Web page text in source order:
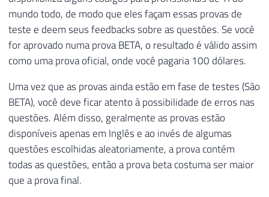
mundo todo, de modo que eles façam essas provas de
teste e deem seus feedbacks sobre as questões. Se você
for aprovado numa prova BETA, o resultado é válido assim
como uma prova oficial, onde você pagaria 100 dólares.
Uma vez que as provas ainda estão em fase de testes (São
BETA), você deve ficar atento à possibilidade de erros nas
questões. Além disso, geralmente as provas estão
disponíveis apenas em Inglês e ao invés de algumas
questões escolhidas aleatoriamente, a prova contém
todas as questões, então a prova beta costuma ser maior
que a prova final.